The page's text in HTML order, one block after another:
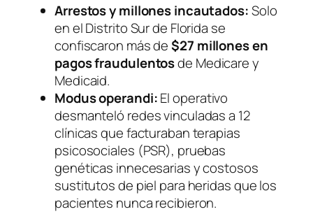
Arrestos y millones incautados:Solo
en el Distrito Sur de Florida se
confiscaron más de$27 millones en
pagos fraudulentosde Medicare y
Medicaid.
Modus operandi:El operativo
desmanteló redes vinculadas a 12
clínicas que facturaban terapias
psicosociales (PSR), pruebas
genéticas innecesarias y costosos
sustitutos de piel para heridas que los
pacientes nunca recibieron.